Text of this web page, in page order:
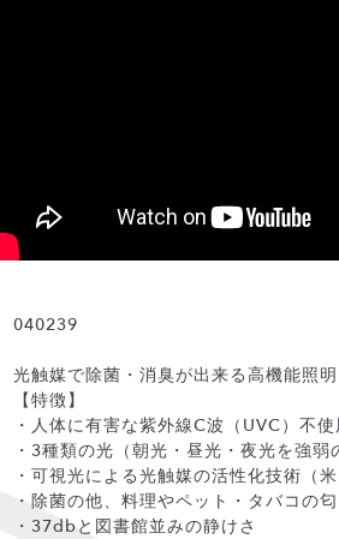
040239
光触媒で除菌・消臭が出来る高機能照明
【特徴】
・人体に有害な紫外線C波（UVC）不
・3種類の光（朝光・昼光・夜光を強
・可視光による光触媒の活性化技術（
・除菌の他、料理やペット・タバコの
・37dbと図書館並みの静けさ